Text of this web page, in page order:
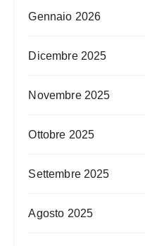
Gennaio 2026
Dicembre 2025
Novembre 2025
Ottobre 2025
Settembre 2025
Agosto 2025